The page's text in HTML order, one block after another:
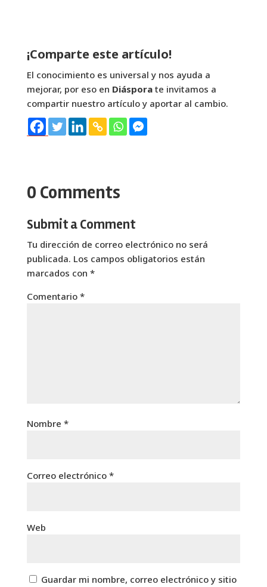
¡Comparte este artículo!
El conocimiento es universal y nos ayuda a
mejorar, por eso en Diásporate invitamos a
compartir nuestro artículo y aportar al cambio.
0 Comments
Submit a Comment
Tu dirección de correo electrónico no será
publicada. Los campos obligatorios están
marcados con *
Comentario *
Nombre *
Correo electrónico *
Web
Guardar mi nombre, correo electrónico y sitio